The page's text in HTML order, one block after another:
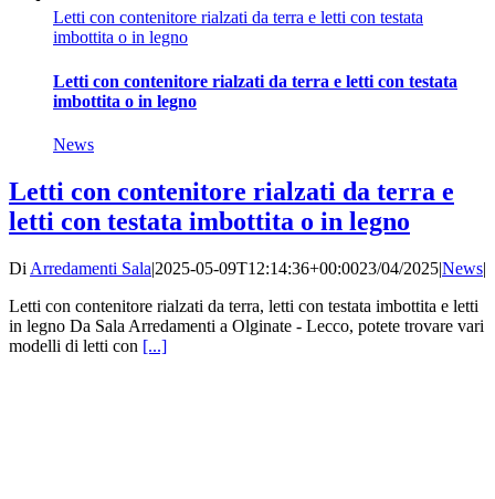
Letti con contenitore rialzati da terra e letti con testata
imbottita o in legno
Letti con contenitore rialzati da terra e letti con testata
imbottita o in legno
News
Letti con contenitore rialzati da terra e
letti con testata imbottita o in legno
Di Arredamenti Sala|2025-05-09T12:14:36+00:0023/04/2025|News|
Letti con contenitore rialzati da terra, letti con testata imbottita e letti
in legno Da Sala Arredamenti a Olginate - Lecco, potete trovare vari
modelli di letti con [...]